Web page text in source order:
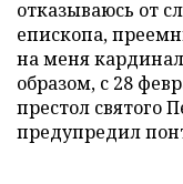
отказываюсь от
епископа,
на меня
образом, с 28
престол святого
предупредил